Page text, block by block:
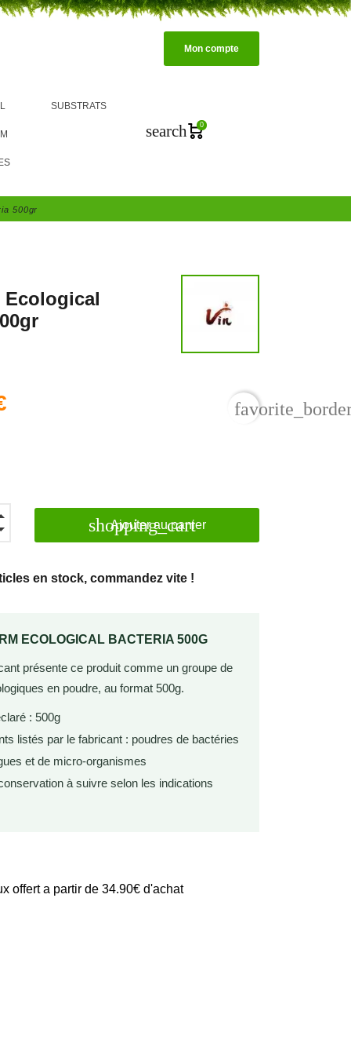
Mon compte
SUBSTRATS
search 0
500gr
Ecological
shopping_cart
Ajouter au panier
en stock, commandez vite !
ECOLOGICAL BACTERIA 500G
présente ce produit comme un groupe de
en poudre, au format 500g.
: 500g
listés par le fabricant : poudres de bactéries
et de micro-organismes
à suivre selon les indications
offert a partir de 34.90€ d'achat